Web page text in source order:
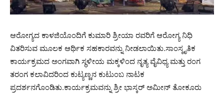
ಆರೋಗ್ಯದ ಕಾಳಜಿಯೊಂದಿಗೆ ಕುಮಾರಿ ಶ್ರೀಯಾ ರವರಿಗೆ ಆರೋಗ್ಯ ನಿಧಿ
ವಿತರಿಸುವ ಮೂಲಕ ಆರ್ಥಿಕ ಸಹಕಾರವನ್ನು ನೀಡಲಾಯಿತು.ಸಾಂಸ್ಕೃತಿಕ
ಕಾರ್ಯಕ್ರಮದ ಅಂಗವಾಗಿ ಸ್ಥಳೀಯ ಮಕ್ಕಳಿಂದ ನೃತ್ಯ ವೈವಿಧ್ಯ ಮತ್ತು ರಂಗ
ತರಂಗ ಕಲಾವಿದರಿಂದ ಕುಟ್ಯಣ್ಣನ ಕುಟುಂಬ ನಾಟಕ
ಪ್ರದರ್ಶನಗೊಂಡಿತು.ಕಾರ್ಯಕ್ರಮವನ್ನು ಶ್ರೀ ಭಾಸ್ಕರ್ ಅಮೀನ್ ತೋಕೂರು